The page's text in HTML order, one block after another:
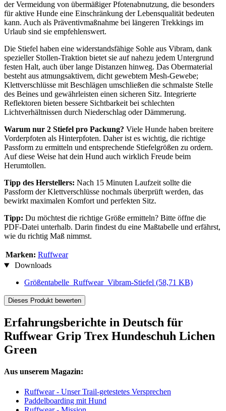
der Vermeidung von übermäßiger Pfotenabnutzung, die besonders
für aktive Hunde eine Einschränkung der Lebensqualität bedeuten
kann. Auch als Präventivmaßnahme bei längeren Trekkings im
Urlaub sind sie empfehlenswert.
Die Stiefel haben eine widerstandsfähige Sohle aus Vibram, dank
spezieller Stollen-Traktion bietet sie auf nahezu jedem Untergrund
festen Halt, auch über lange Distanzen hinweg. Das Obermaterial
besteht aus atmungsaktivem, dicht gewebtem Mesh-Gewebe;
Klettverschlüsse mit Beschlägen umschließen die schmalste Stelle
des Beines und gewährleisten einen sicheren Sitz. Integrierte
Reflektoren bieten bessere Sichtbarkeit bei schlechten
Lichtverhältnissen durch Niederschlag oder Dämmerung.
Warum nur 2 Stiefel pro Packung? Viele Hunde haben breitere
Vorderpfoten als Hinterpfoten. Daher ist es wichtig, die richtige
Passform zu ermitteln und entsprechende Stiefelgrößen zu ordern.
Auf diese Weise hat dein Hund auch wirklich Freude beim
Herumtollen.
Tipp des Herstellers: Nach 15 Minuten Laufzeit sollte die
Passform der Klettverschlüsse nochmals überprüft werden, das
bewirkt maximalen Komfort und perfekten Sitz.
Tipp: Du möchtest die richtige Größe ermitteln? Bitte öffne die
PDF-Datei unterhalb. Darin findest du eine Maßtabelle und erfährst,
wie du richtig Maß nimmst.
Marken: Ruffwear
Downloads
Größentabelle_Ruffwear_Vibram-Stiefel (58,71 KB)
Dieses Produkt bewerten
Erfahrungsberichte in Deutsch für
Ruffwear Grip Trex Hundeschuh Lichen
Green
Aus unserem Magazin:
Ruffwear - Unser Trail-getestetes Versprechen
Paddelboarding mit Hund